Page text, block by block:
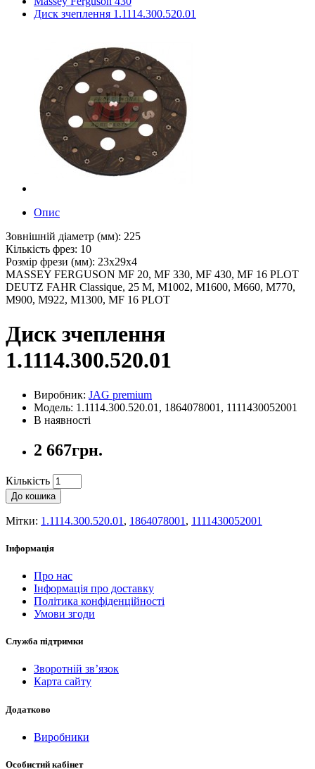
Диск зчеплення 1.1114.300.520.01
Опис
Зовнішній діаметр (мм): 225
Кількість фрез: 10
Розмір фрези (мм): 23x29x4
MASSEY FERGUSON MF 20, MF 330, MF 430, MF 16 PLOT
DEUTZ FAHR Classique, 25 M, M1002, M1600, M660, M770,
M900, M922, M1300, MF 16 PLOT
Диск зчеплення
1.1114.300.520.01
Виробник: JAG premium
Модель: 1.1114.300.520.01, 1864078001, 1111430052001
В наявності
2 667грн.
Кількість
До кошика
Мітки: 1.1114.300.520.01 , 1864078001 , 1111430052001
Інформація
Про нас
Інформація про доставку
Політика конфіденційності
Умови згоди
Служба підтримки
Зворотній зв’язок
Карта сайту
Додатково
Виробники
Особистий кабінет